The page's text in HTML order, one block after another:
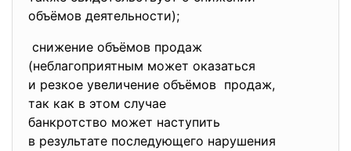
объёмов деятельности);
снижение объёмов продаж
(неблагоприятным может оказаться
и резкое увеличение объёмов продаж,
так как в этом случае
банкротство может наступить
в результате последующего нарушения